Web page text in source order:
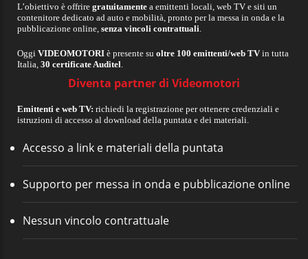
L’obiettivo è offrire gratuitamente a emittenti locali, web TV e siti un
contenitore dedicato ad auto e mobilità, pronto per la messa in onda e la
pubblicazione online, senza vincoli contrattuali
Oggi VIDEOMOTORI è presente su oltre 100 emittenti/web TVin tutta
Italia, 30 certificate Auditel
Diventa partner di Videomotori
Emittenti e web TV: richiedi la registrazione per ottenere credenziali e
istruzioni di accesso al download della puntata e dei materiali.
Accesso a link e materiali della puntata
Supporto per messa in onda e pubblicazione online
Nessun vincolo contrattuale